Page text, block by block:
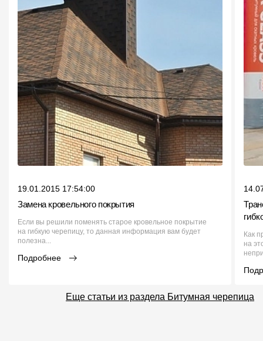
19.01.2015 17:54:00
Замена кровельного покрытия
Если вы решили поменять старое кровельное покрытие
на гибкую черепицу, то данная информация вам будет
полезна...
Подробнее
Как
на
Еще статьи из раздела Битумная черепица